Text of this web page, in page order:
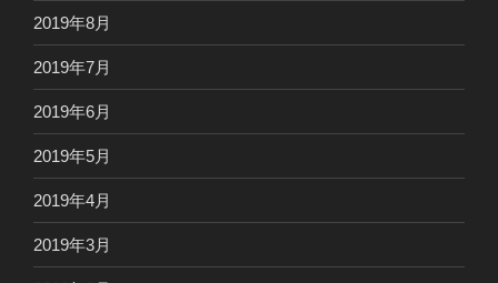
2019年8月
2019年7月
2019年6月
2019年5月
2019年4月
2019年3月